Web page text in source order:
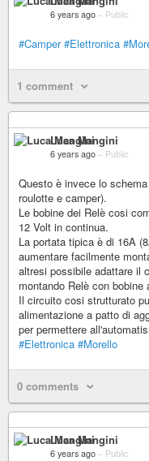
6 years ago – Public
#Camper #Elettronica
1 comment
Luca Mangini
6 years ago – Public
Questo è invece lo
roulotte e camper).
Le bobine dei Relè cosi
12 Volt in continua.
La portata tipica è di 16A
aumentare facilmente
altresi possibile adattare il
montando Relè con
Il circuito cosi strutturato
alimentazione a patto di
per permettere
#Elettronica #Morello
0 comments
Luca Mangini
6 years ago – Public